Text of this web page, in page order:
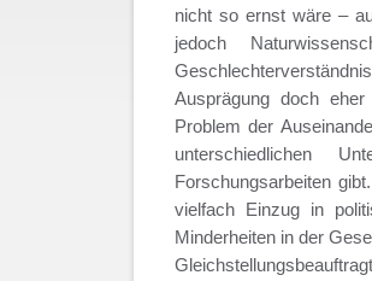
nicht so ernst wäre –
jedoch
Ausprägung doch
Problem der
unterschiedlichen
Forschungsarbeiten
vielfach Einzug in
Minderheiten in der